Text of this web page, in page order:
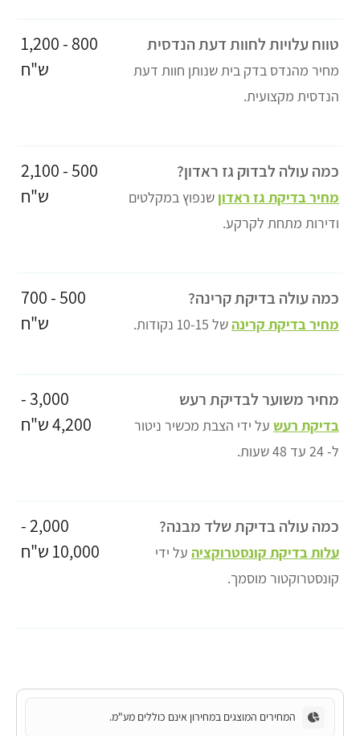
טווח עלויות לחוות דעת הנדסית
מחיר מהנדס בדק בית שנותן חוות דעת
הנדסית מקצועית.
800 - 1,200
ש"ח
כמה עולה לבדוק גז ראדון?
מחיר בדיקת גז ראדון שנפוץ במקלטים
ודירות מתחת לקרקע.
500 - 2,100
ש"ח
כמה עולה בדיקת קרינה?
מחיר בדיקת קרינהשל 10-15 נקודות.
500 - 700
ש"ח
מחיר משוער לבדיקת רעש
בדיקת רעש על ידי הצבת מכשיר ניטור
ל- 24 עד 48 שעות.
3,000 -
4,200 ש"ח
כמה עולה בדיקת שלד מבנה?
עלות בדיקת קונסטרוקציה על ידי
קונסטרוקטור מוסמך.
2,000 -
10,000 ש"ח
המחירים המוצגים במחירון אינם כוללים מע"מ.